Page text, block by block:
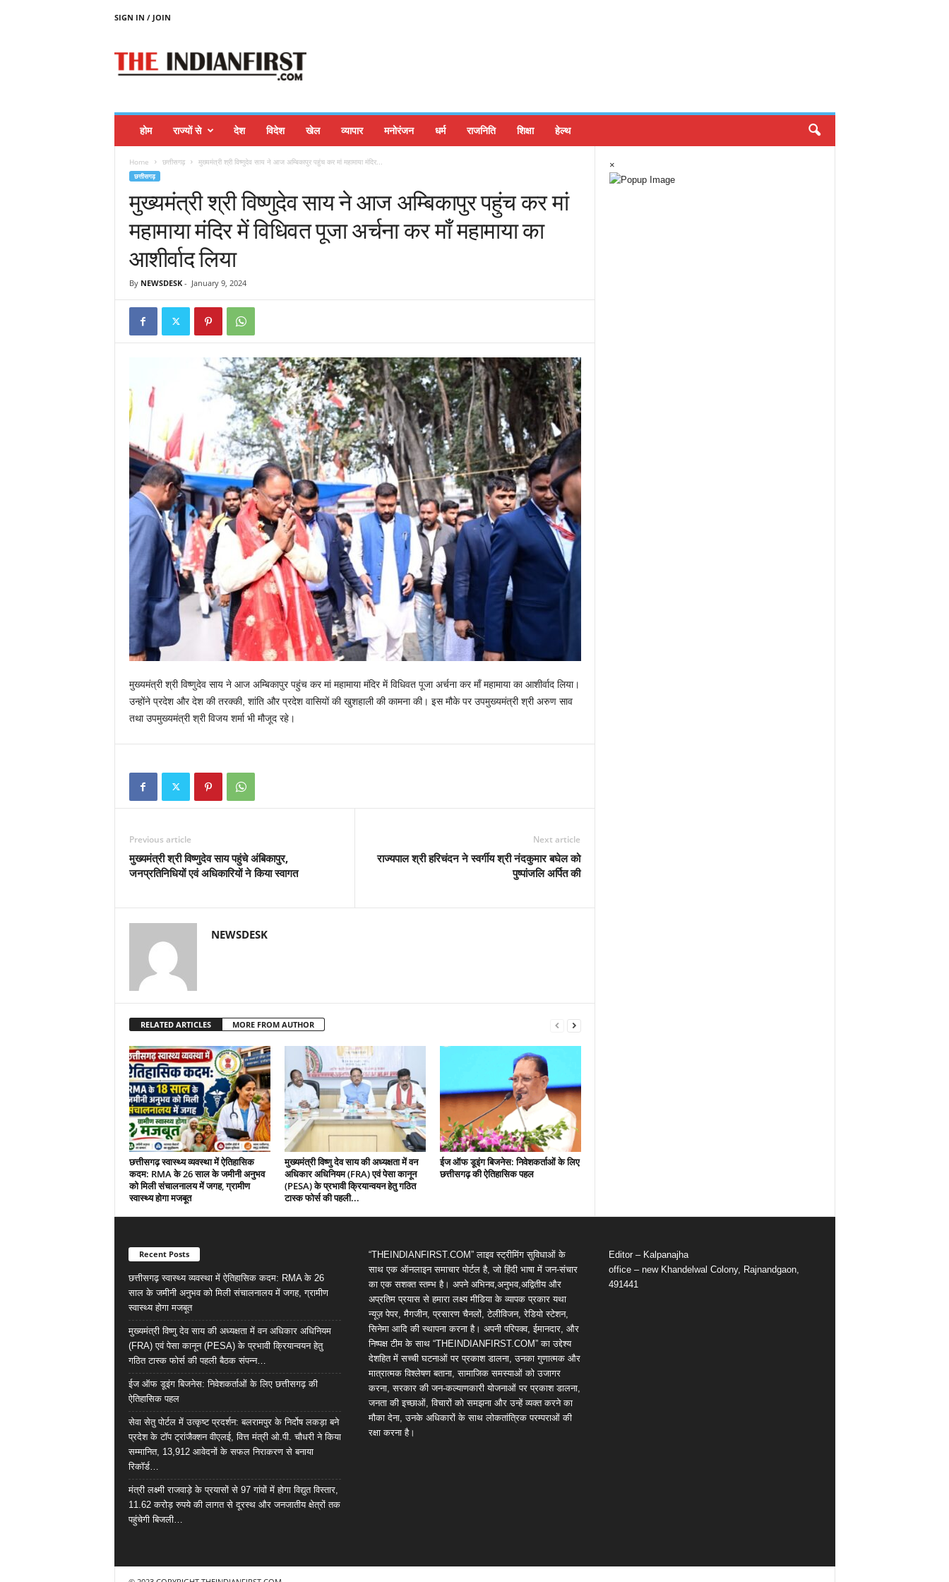
SIGN IN / JOIN
होम राज्यों से देश विदेश खेल व्यापार मनोरंजन धर्म राजनिति शिक्षा हेल्थ
Home छत्तीसगढ़ मुख्यमंत्री श्री विष्णुदेव साय ने आज अम्बिकापुर पहुंच कर मां महामाया मंदिर...
छत्तीसगढ़
मुख्यमंत्री श्री विष्णुदेव साय ने आज अम्बिकापुर पहुंच कर मां
महामाया मंदिर में विधिवत पूजा अर्चना कर माँ महामाया का
आशीर्वाद लिया
By NEWSDESK- January 9, 2024
मुख्यमंत्री श्री विष्णुदेव साय ने आज अम्बिकापुर पहुंच कर मां महामाया मंदिर में विधिवत पूजा अर्चना कर माँ महामाया का आशीर्वाद लिया।
उन्होंने प्रदेश और देश की तरक्की, शांति और प्रदेश वासियों की खुशहाली की कामना की। इस मौके पर उपमुख्यमंत्री श्री अरुण साव
तथा उपमुख्यमंत्री श्री विजय शर्मा भी मौजूद रहे।
Previous article
मुख्यमंत्री श्री विष्णुदेव साय पहुंचे अंबिकापुर,
जनप्रतिनिधियों एवं अधिकारियों ने किया स्वागत
Next article
राज्यपाल श्री हरिचंदन ने स्वर्गीय श्री नंदकुमार बघेल को
पुष्पांजलि अर्पित की
NEWSDESK
RELATED ARTICLES MORE FROM AUTHOR
छत्तीसगढ़ स्वास्थ्य व्यवस्था में ऐतिहासिक
कदम: RMA के 26 साल के जमीनी अनुभव
को मिली संचालनालय में जगह, ग्रामीण
स्वास्थ्य होगा मजबूत
मुख्यमंत्री विष्णु देव साय की अध्यक्षता में वन
अधिकार अधिनियम (FRA) एवं पेसा कानून
(PESA) के प्रभावी क्रियान्वयन हेतु गठित
टास्क फोर्स की पहली...
ईज ऑफ डूइंग बिजनेस: निवेशकर्ताओं के लिए
छत्तीसगढ़ की ऐतिहासिक पहल
×
Recent Posts
छत्तीसगढ़ स्वास्थ्य व्यवस्था में ऐतिहासिक कदम: RMA के 26
साल के जमीनी अनुभव को मिली संचालनालय में जगह, ग्रामीण
स्वास्थ्य होगा मजबूत
मुख्यमंत्री विष्णु देव साय की अध्यक्षता में वन अधिकार अधिनियम
(FRA) एवं पेसा कानून (PESA) के प्रभावी क्रियान्वयन हेतु
गठित टास्क फोर्स की पहली बैठक संपन्न…
ईज ऑफ डूइंग बिजनेस: निवेशकर्ताओं के लिए छत्तीसगढ़ की
ऐतिहासिक पहल
सेवा सेतु पोर्टल में उत्कृष्ट प्रदर्शन: बलरामपुर के निर्दोष लकड़ा बने
प्रदेश के टॉप ट्रांजैक्शन वीएलई, वित्त मंत्री ओ.पी. चौधरी ने किया
सम्मानित, 13,912 आवेदनों के सफल निराकरण से बनाया
रिकॉर्ड…
मंत्री लक्ष्मी राजवाड़े के प्रयासों से 97 गांवों में होगा विद्युत विस्तार,
11.62 करोड़ रुपये की लागत से दूरस्थ और जनजातीय क्षेत्रों तक
पहुंचेगी बिजली…
“THEINDIANFIRST.COM” लाइव स्ट्रीमिंग सुविधाओं के
साथ एक ऑनलाइन समाचार पोर्टल है, जो हिंदी भाषा में जन-संचार
का एक सशक्त स्तम्भ है। अपने अभिनव,अनुभव,अद्वितीय और
अप्रतिम प्रयास से हमारा लक्ष्य मीडिया के व्यापक प्रकार यथा
न्यूज़ पेपर, मैगजीन, प्रसारण चैनलों, टेलीविजन, रेडियो स्टेशन,
सिनेमा आदि की स्थापना करना है। अपनी परिपक्व, ईमानदार, और
निष्पक्ष टीम के साथ “THEINDIANFIRST.COM” का उद्देश्य
देशहित में सच्ची घटनाओं पर प्रकाश डालना, उनका गुणात्मक और
मात्रात्मक विश्लेषण बताना, सामाजिक समस्याओं को उजागर
करना, सरकार की जन-कल्याणकारी योजनाओं पर प्रकाश डालना,
जनता की इच्छाओं, विचारों को समझना और उन्हें व्यक्त करने का
मौका देना, उनके अधिकारों के साथ लोकतांत्रिक परम्पराओं की
रक्षा करना है।
Editor – Kalpanajha
office – new Khandelwal Colony, Rajnandgaon,
491441